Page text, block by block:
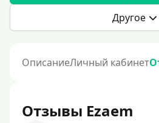
Другое
ОписаниеЛичный кабинет
Отзывы Ezaem